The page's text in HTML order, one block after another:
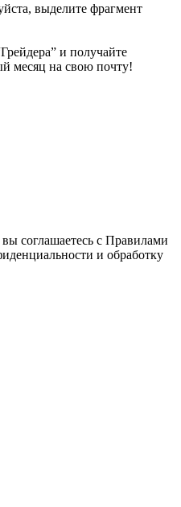
выделите фрагмент
и получайте
месяц на свою почту!
соглашаетесь с Правилами
и обработку